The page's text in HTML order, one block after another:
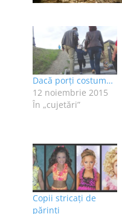
Dacă porți costum…
12 noiembrie 2015
În „cujetări”
Copii stricaţi de
părinţi